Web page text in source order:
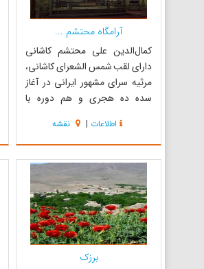
آرامگاه محتشم ...
کمال‌الدین علی محتشم کاشانی
دارای لقب شمس الشعرای کاشانی،
مرثیه سرای مشهور ایرانی در آغاز
سده ده هجری و هم دوره با
کاشان چشم به دنیا گشود. بیشتر
دوران زندگی خود را در این شهر
گذراند و در همین شهر هم در ربیع
الاول سال 996 هجری قمری
درگذشت. آرامگاه محتشم کاشا...
اطلاعات | نقشه
برزک